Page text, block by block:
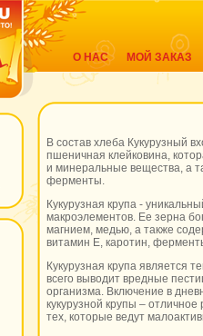
О НАС МОЙ ЗАКАЗ
В состав хлеба Кукурузный
пшеничная клейковина,
и минеральные вещества, а
ферменты.
Кукурузная крупа -
макроэлементов. Ее зерна
магнием, медью, а также
витамин Е, каротин,
Кукурузная крупа является
всего выводит вредные
организма. Включение в
кукурузной крупы –
тех, которые ведут